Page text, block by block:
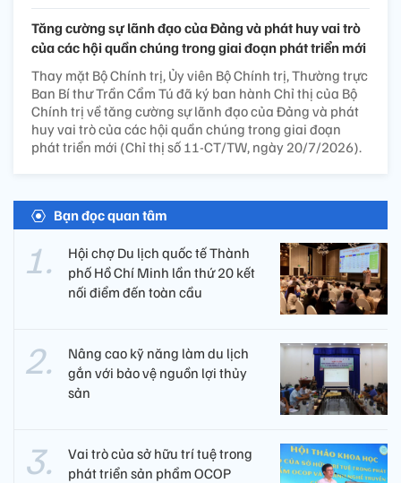
Tăng cường sự lãnh đạo của Đảng và phát huy vai trò
của các hội quần chúng trong giai đoạn phát triển mới
Thay mặt Bộ Chính trị, Ủy viên Bộ Chính trị, Thường trực
Ban Bí thư Trần Cẩm Tú đã ký ban hành Chỉ thị của Bộ
Chính trị về tăng cường sự lãnh đạo của Đảng và phát
huy vai trò của các hội quần chúng trong giai đoạn
phát triển mới (Chỉ thị số 11-CT/TW, ngày 20/7/2026).
Bạn đọc quan tâm
Hội chợ Du lịch quốc tế Thành
phố Hồ Chí Minh lần thứ 20 kết
nối điểm đến toàn cầu
Nâng cao kỹ năng làm du lịch
gắn với bảo vệ nguồn lợi thủy
sản
Vai trò của sở hữu trí tuệ trong
phát triển sản phẩm OCOP